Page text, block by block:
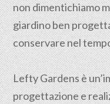
non dimentichiamo
giardino ben
conservare nel
Lefty Gardens è
progettazionee